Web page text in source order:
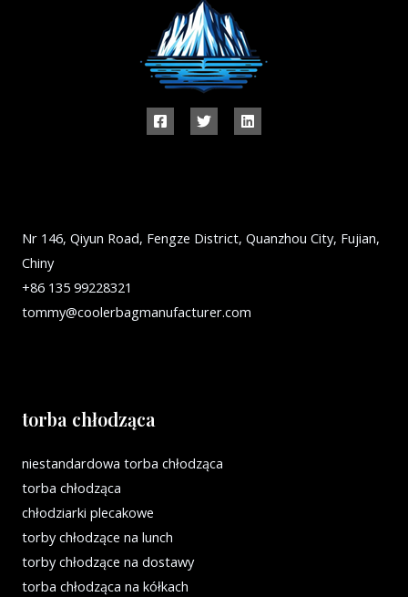
Nr 146, Qiyun Road, Fengze District, Quanzhou City, Fujian,
Chiny
+86 135 99228321
tommy@coolerbagmanufacturer.com
torba chłodząca
niestandardowa torba chłodząca
torba chłodząca
chłodziarki plecakowe
torby chłodzące na lunch
torby chłodzące na dostawy
torba chłodząca na kółkach